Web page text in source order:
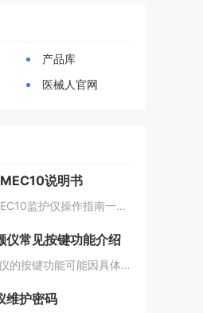
产品库
医械人官网
说明书
Mindray iMEC10监护仪操作指南一、开机与关机1. 开机：确保监护仪已连接至交流电源，按下电源开关，监护仪将启动，同时电源指示灯亮起。2. 关机：在开机状态下，长按电源开关，监护仪将关闭，电源指示灯熄灭。二、显...
仪常见按键功能介绍
飞利浦除颤仪的按键功能可能因具体型号而有所差异，但以下是一些常见按键的通用功能说明：一、能量选择按钮用于选择除颤时所需的能量。不同患者和病情可能需要不同的能量设置。二、充电按钮启动除颤器的充电过程，为电击做准备。充电完成后，通常会有指示灯或...
维护密码